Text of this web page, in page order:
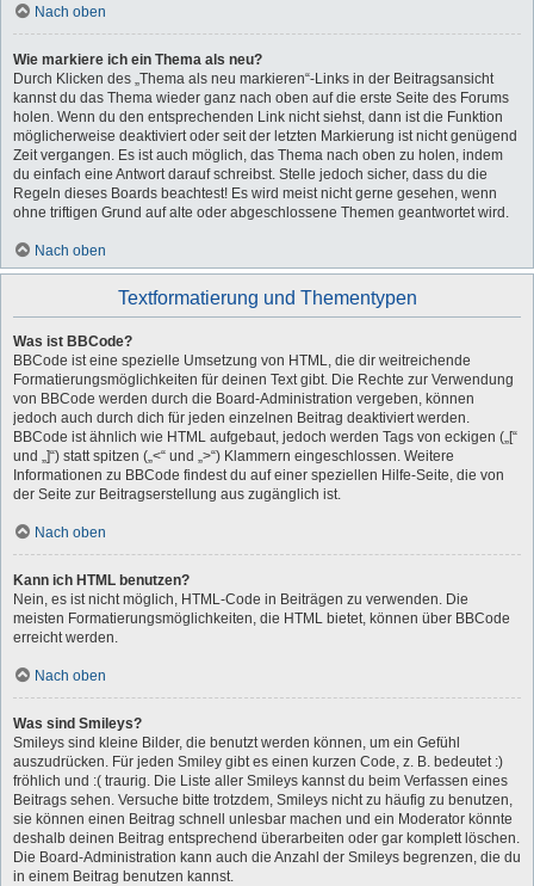
Nach oben
Wie markiere ich ein Thema als neu?
Durch Klicken des „Thema als neu markieren“-Links in der Beitragsansicht
kannst du das Thema wieder ganz nach oben auf die erste Seite des Forums
holen. Wenn du den entsprechenden Link nicht siehst, dann ist die Funktion
möglicherweise deaktiviert oder seit der letzten Markierung ist nicht genügend
Zeit vergangen. Es ist auch möglich, das Thema nach oben zu holen, indem
du einfach eine Antwort darauf schreibst. Stelle jedoch sicher, dass du die
Regeln dieses Boards beachtest! Es wird meist nicht gerne gesehen, wenn
ohne triftigen Grund auf alte oder abgeschlossene Themen geantwortet wird.
Nach oben
Textformatierung und Thementypen
Was ist BBCode?
BBCode ist eine spezielle Umsetzung von HTML, die dir weitreichende
Formatierungsmöglichkeiten für deinen Text gibt. Die Rechte zur Verwendung
von BBCode werden durch die Board-Administration vergeben, können
jedoch auch durch dich für jeden einzelnen Beitrag deaktiviert werden.
BBCode ist ähnlich wie HTML aufgebaut, jedoch werden Tags von eckigen („[“
und „]“) statt spitzen („<“ und „>“) Klammern eingeschlossen. Weitere
Informationen zu BBCode findest du auf einer speziellen Hilfe-Seite, die von
der Seite zur Beitragserstellung aus zugänglich ist.
Nach oben
Kann ich HTML benutzen?
Nein, es ist nicht möglich, HTML-Code in Beiträgen zu verwenden. Die
meisten Formatierungsmöglichkeiten, die HTML bietet, können über BBCode
erreicht werden.
Nach oben
Was sind Smileys?
Smileys sind kleine Bilder, die benutzt werden können, um ein Gefühl
auszudrücken. Für jeden Smiley gibt es einen kurzen Code, z. B. bedeutet :)
fröhlich und :( traurig. Die Liste aller Smileys kannst du beim Verfassen eines
Beitrags sehen. Versuche bitte trotzdem, Smileys nicht zu häufig zu benutzen,
sie können einen Beitrag schnell unlesbar machen und ein Moderator könnte
deshalb deinen Beitrag entsprechend überarbeiten oder gar komplett löschen.
Die Board-Administration kann auch die Anzahl der Smileys begrenzen, die du
in einem Beitrag benutzen kannst.